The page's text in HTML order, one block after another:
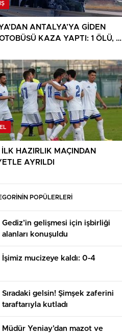
ANTALYA’YA GİDEN
KAZA YAPTI: 1 ÖLÜ, 15
İLK HAZIRLIK MAÇINDAN
AYRILDI
POPÜLERLERİ
Gediz’in gelişmesi için işbirliği
alanları konuşuldu
İşimiz mucizeye kaldı: 0-4
Sıradaki gelsin! Şimşek zaferini
taraftarıyla kutladı
Müdür Yeniay’dan mazot ve